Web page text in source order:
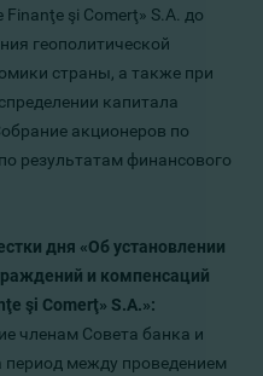
şi Comerţ» S.A. до
геополитической
страны, а также при
капитала
акционеров по
результатам финансового
дня «Об установлении
и компенсаций
şi Comerţ» S.A.»:
членам Совета банка и
период между проведением